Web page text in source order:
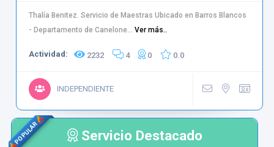
Thalía Benitez. Servicio de Maestras Ubicado en Barros Blancos
- Departamento de Canelone... Ver más..
Actividad: 2232 4 0 0.0
INDEPENDIENTE
POPULAR Servicio Destacado